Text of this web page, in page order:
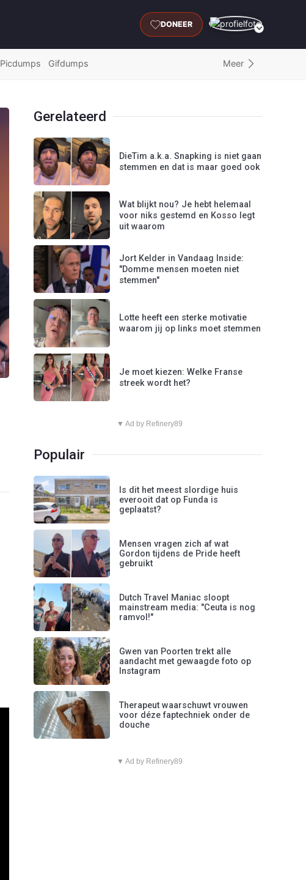
DONEER
Picdumps Gifdumps Meer
Gerelateerd
DieTim a.k.a. Snapking is niet gaan
stemmen en dat is maar goed ook
Wat blijkt nou? Je hebt helemaal
voor niks gestemd en Kosso legt
uit waarom
Jort Kelder in Vandaag Inside:
"Domme mensen moeten niet
stemmen"
Lotte heeft een sterke motivatie
waarom jij op links moet stemmen
Je moet kiezen: Welke Franse
streek wordt het?
▼ Ad by Refinery89
Populair
Is dit het meest slordige huis
everooit dat op Funda is
geplaatst?
Mensen vragen zich af wat
Gordon tijdens de Pride heeft
gebruikt
Dutch Travel Maniac sloopt
mainstream media: "Ceuta is nog
ramvol!"
Gwen van Poorten trekt alle
aandacht met gewaagde foto op
Instagram
Therapeut waarschuwt vrouwen
voor déze faptechniek onder de
douche
▼ Ad by Refinery89